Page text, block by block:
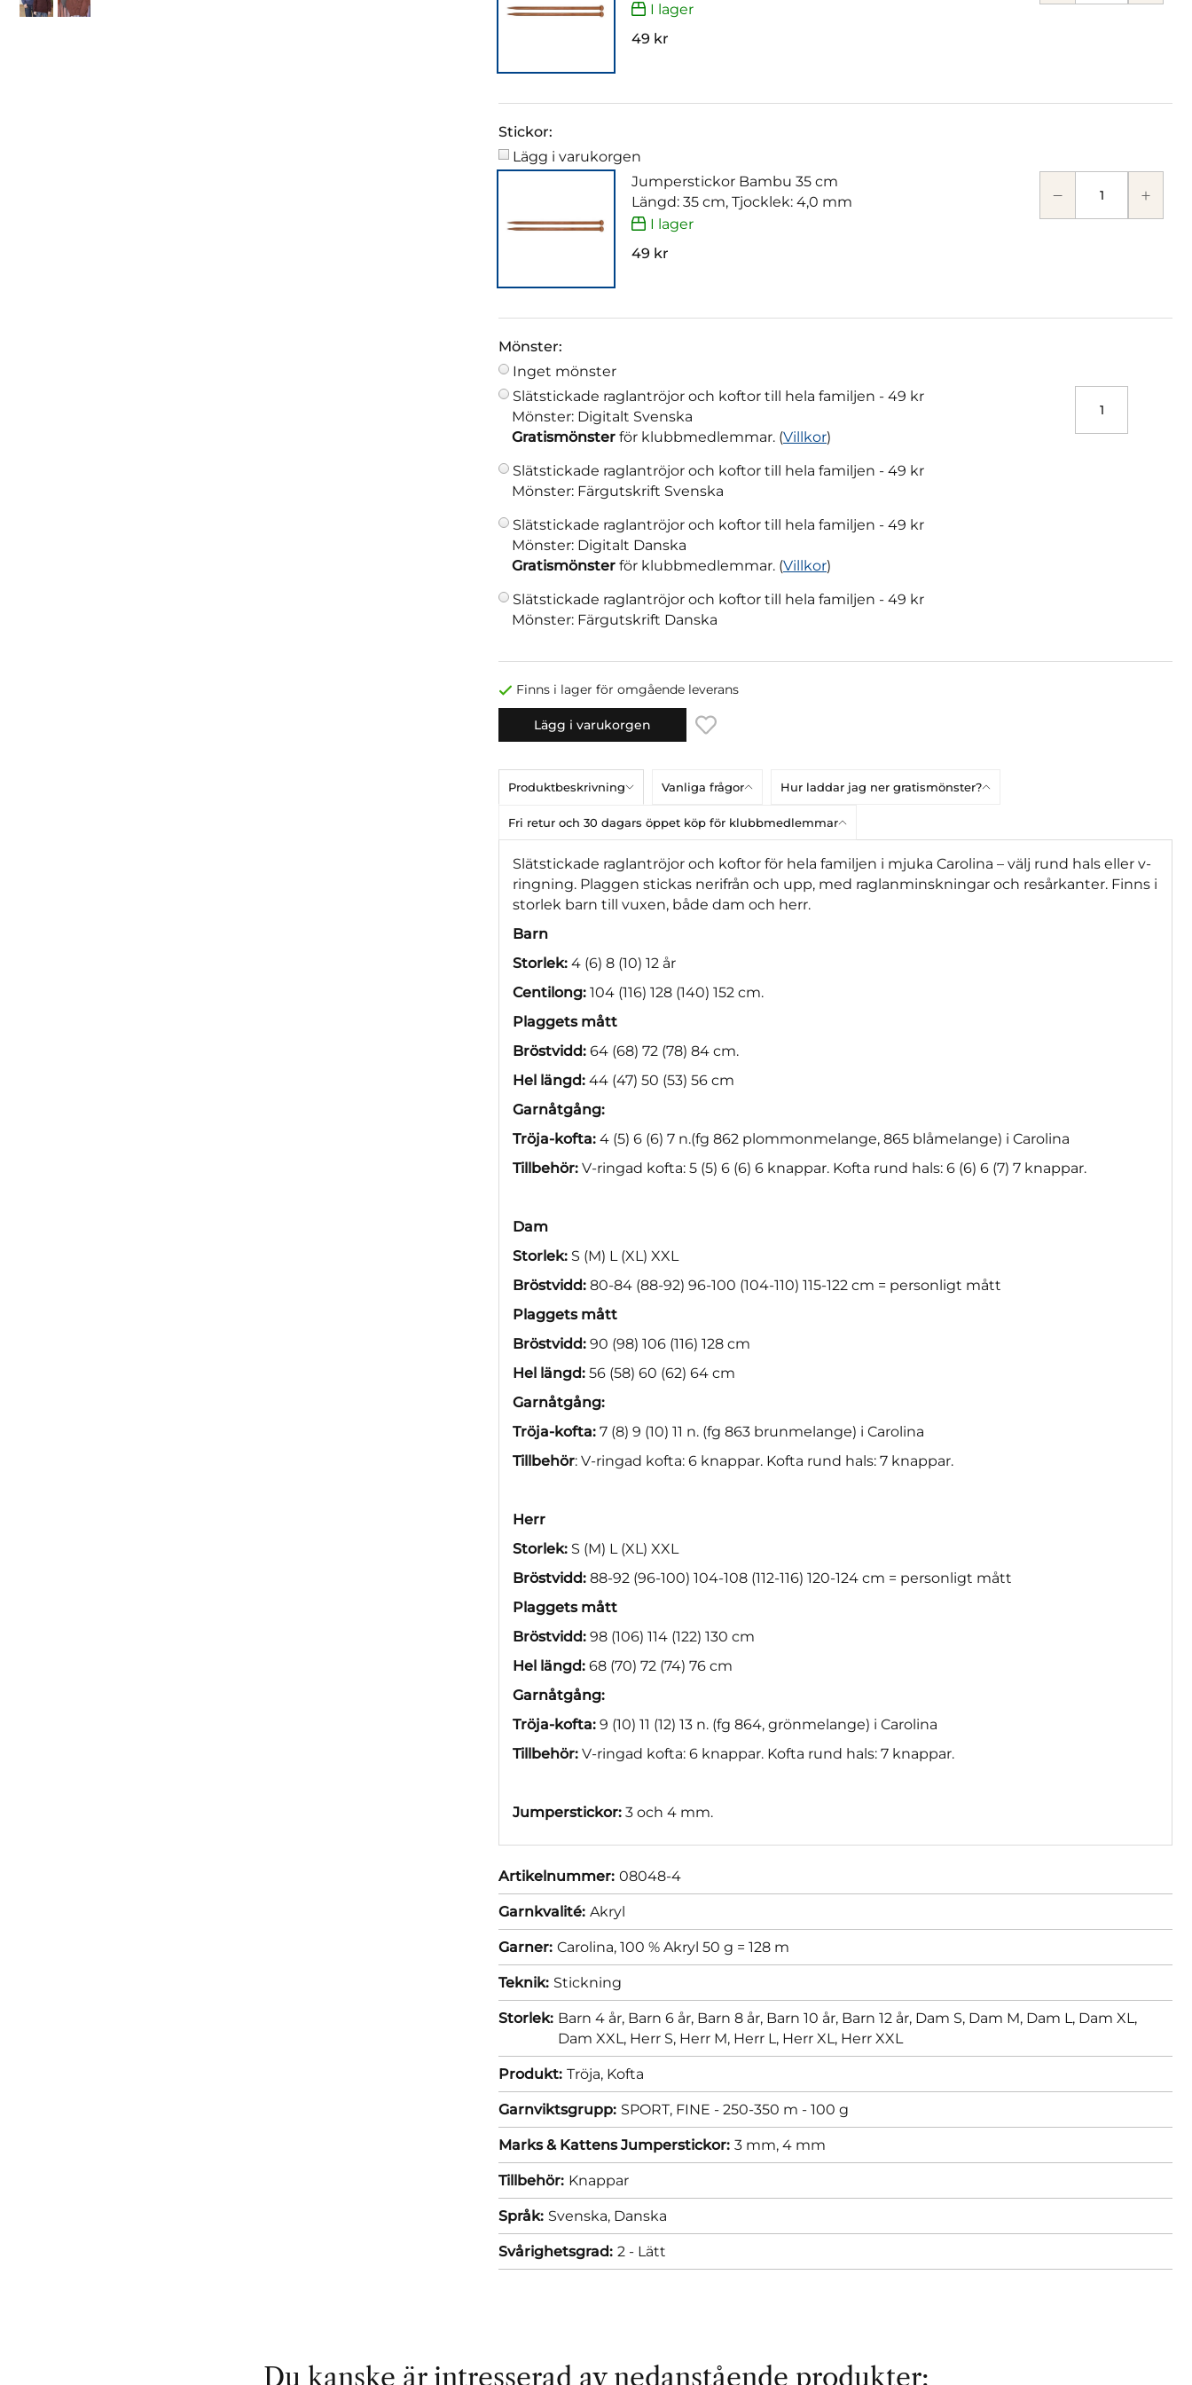
I lager
49 kr
Stickor:
Lägg i varukorgen
Jumperstickor Bambu 35 cm
Längd: 35 cm, Tjocklek: 4,0 mm
I lager
49 kr
Mönster:
Inget mönster
Slätstickade raglantröjor och koftor till hela familjen - 49 kr
Mönster: Digitalt Svenska
Gratismönster för klubbmedlemmar. (Villkor)
Slätstickade raglantröjor och koftor till hela familjen - 49 kr
Mönster: Färgutskrift Svenska
Slätstickade raglantröjor och koftor till hela familjen - 49 kr
Mönster: Digitalt Danska
Gratismönster för klubbmedlemmar. (Villkor)
Slätstickade raglantröjor och koftor till hela familjen - 49 kr
Mönster: Färgutskrift Danska
Finns i lager för omgående leverans
Lägg i varukorgen
Produktbeskrivning Vanliga frågor Hur laddar jag ner gratismönster?
Fri retur och 30 dagars öppet köp för klubbmedlemmar
Slätstickade raglantröjor och koftor för hela familjen i mjuka Carolina – välj rund hals eller v-
ringning. Plaggen stickas nerifrån och upp, med raglanminskningar och resårkanter. Finns i
storlek barn till vuxen, både dam och herr.
Barn
Storlek: 4 (6) 8 (10) 12 år
Centilong: 104 (116) 128 (140) 152 cm.
Plaggets mått
Bröstvidd: 64 (68) 72 (78) 84 cm.
Hel längd: 44 (47) 50 (53) 56 cm
Garnåtgång:
Tröja-kofta: 4 (5) 6 (6) 7 n.(fg 862 plommonmelange, 865 blåmelange) i Carolina
Tillbehör: V-ringad kofta: 5 (5) 6 (6) 6 knappar. Kofta rund hals: 6 (6) 6 (7) 7 knappar.
Dam
Storlek: S (M) L (XL) XXL
Bröstvidd: 80-84 (88-92) 96-100 (104-110) 115-122 cm = personligt mått
Plaggets mått
Bröstvidd: 90 (98) 106 (116) 128 cm
Hel längd: 56 (58) 60 (62) 64 cm
Garnåtgång:
Tröja-kofta: 7 (8) 9 (10) 11 n. (fg 863 brunmelange) i Carolina
Tillbehör: V-ringad kofta: 6 knappar. Kofta rund hals: 7 knappar.
Herr
Storlek: S (M) L (XL) XXL
Bröstvidd: 88-92 (96-100) 104-108 (112-116) 120-124 cm = personligt mått
Plaggets mått
Bröstvidd: 98 (106) 114 (122) 130 cm
Hel längd: 68 (70) 72 (74) 76 cm
Garnåtgång:
Tröja-kofta: 9 (10) 11 (12) 13 n. (fg 864, grönmelange) i Carolina
Tillbehör: V-ringad kofta: 6 knappar. Kofta rund hals: 7 knappar.
Jumperstickor: 3 och 4 mm.
Artikelnummer: 08048-4
Garnkvalité: Akryl
Garner: Carolina, 100 % Akryl 50 g = 128 m
Teknik: Stickning
Storlek: Barn 4 år, Barn 6 år, Barn 8 år, Barn 10 år, Barn 12 år, Dam S, Dam M, Dam L, Dam XL,
Dam XXL, Herr S, Herr M, Herr L, Herr XL, Herr XXL
Produkt: Tröja, Kofta
Garnviktsgrupp: SPORT, FINE - 250-350 m - 100 g
Marks & Kattens Jumperstickor: 3 mm, 4 mm
Tillbehör: Knappar
Språk: Svenska, Danska
Svårighetsgrad: 2 - Lätt
Du kanske är intresserad av nedanstående produkter: